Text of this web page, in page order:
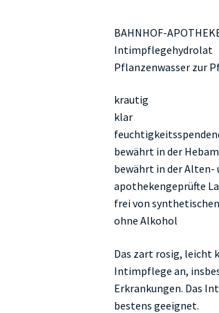
BAHNHOF-
Intimpflegehydrolat
Pflanzenwasser zur
krautig
klar
bewährt in der
bewährt in der Alten-
apothekengeprüfte
frei von
ohne Alkohol
Das zart rosig, leicht
Intimpflege an,
Erkrankungen. Das
bestens geeignet.